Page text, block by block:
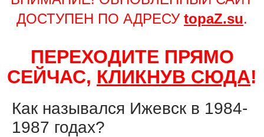
ДОСТУПЕН ПО АДРЕСУ topaZ.su.
ПЕРЕХОДИТЕ ПРЯМО
СЕЙЧАС, КЛИКНУВ СЮДА!
Как назывался Ижевск в 1984-
1987 годах?